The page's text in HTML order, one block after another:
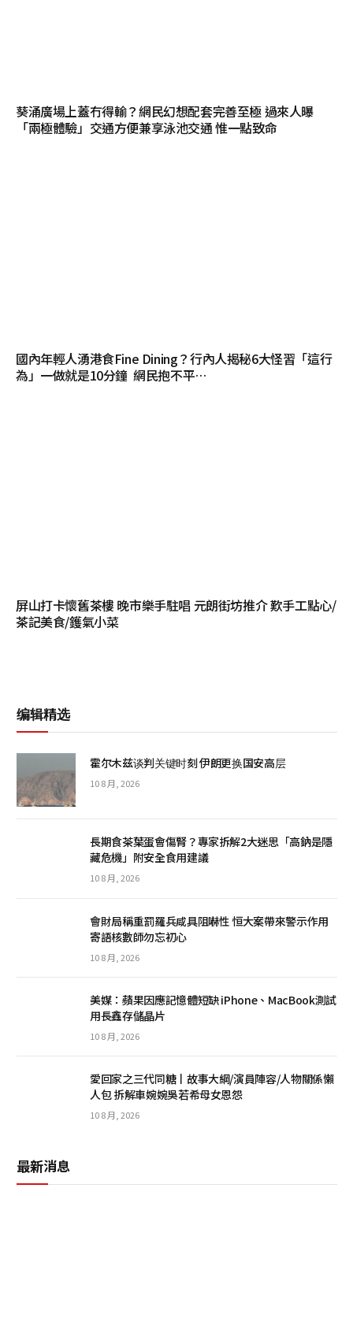
葵涌廣場上蓋冇得輸？網民幻想配套完善至極 過來人曝
「兩極體驗」交通方便兼享泳池交通 惟一點致命
國內年輕人湧港食Fine Dining？行內人揭秘6大怪習「這行
為」一做就是10分鐘 網民抱不平…
屏山打卡懷舊茶樓 晚市樂手駐唱 元朗街坊推介 歎手工點心/
茶記美食/鑊氣小菜
编辑精选
霍尔木兹谈判关键时刻 伊朗更换国安高层
10 8 月, 2026
長期食茶葉蛋會傷腎？專家拆解2大迷思「高鈉是隱
藏危機」附安全食用建議
10 8 月, 2026
會財局稱重罰羅兵咸具阻嚇性 恒大案帶來警示作用
寄語核數師勿忘初心
10 8 月, 2026
美媒：蘋果因應記憶體短缺 iPhone、MacBook測試
用長鑫存儲晶片
10 8 月, 2026
愛回家之三代同糖丨故事大綱/演員陣容/人物關係懶
人包 拆解車婉婉吳若希母女恩怨
10 8 月, 2026
最新消息